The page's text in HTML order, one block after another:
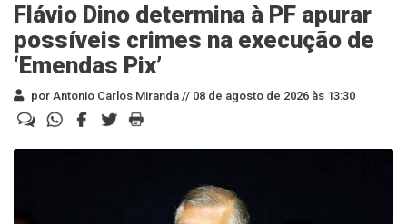
Flávio Dino determina à PF apurar
possíveis crimes na execução de
‘Emendas Pix’
por Antonio Carlos Miranda // 08 de agosto de 2026 às 13:30